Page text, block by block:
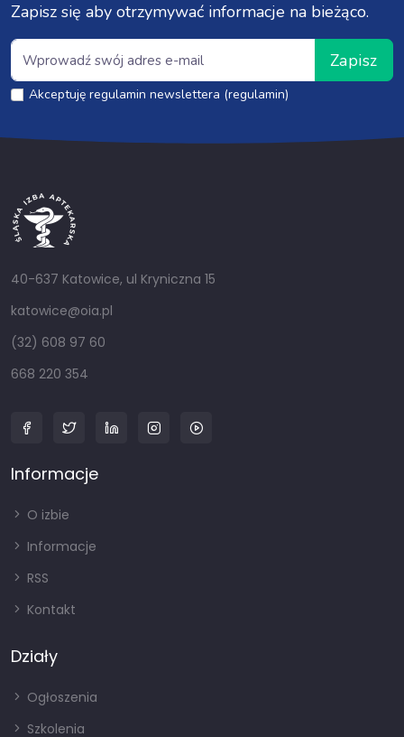
Zapisz się aby otrzymywać informacje na bieżąco.
Zapisz
Akceptuję regulamin newslettera (regulamin)
40-637 Katowice, ul Kryniczna 15
katowice@oia.pl
(32) 608 97 60
668 220 354
Informacje
O izbie
Informacje
RSS
Kontakt
Działy
Ogłoszenia
Szkolenia